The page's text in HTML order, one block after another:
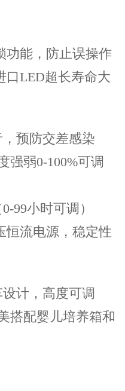
功能，防止误操作
口LED超长寿命大
，预防交差感染
强弱0-100%可调
0-99小时可调）
流电源，稳定性
设计，高度可调
搭配婴儿培养箱和